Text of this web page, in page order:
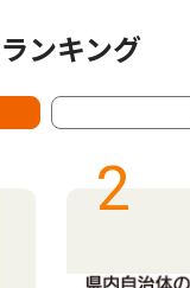
ンキング
2